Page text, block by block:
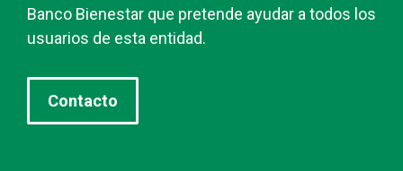
Banco Bienestar que pretende ayudar a todos los
usuarios de esta entidad.
Contacto